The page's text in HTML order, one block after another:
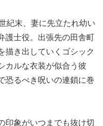
紀末、妻に先立たれ幼い
護士役。出張先の田舎町
描き出していくゴシック
カルな衣装が似合う彼
恐るべき呪いの連鎖に巻
印象がいつまでも抜け切